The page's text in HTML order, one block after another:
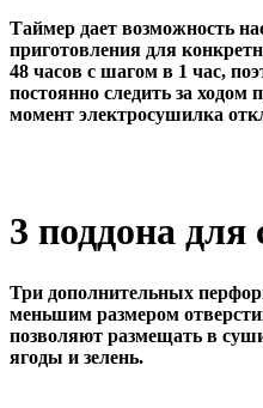
Таймер дает возможность
приготовления для
48 часов с шагом в 1 час,
постоянно следить за
момент электросушилка
3 поддона
Три дополнительных
меньшим размером
позволяют размещать в
ягоды и зелень.